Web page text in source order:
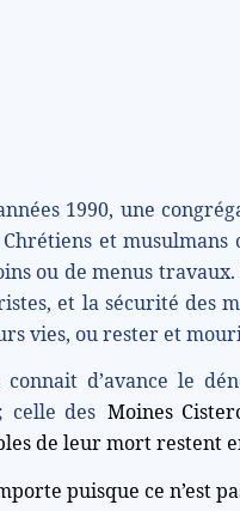
1990, une
Chrétiens et
ou de menus
et la sécurité des
vies, ou rester et
connait d’avance le
celle des Moines
de leur mort restent
puisque ce n’est